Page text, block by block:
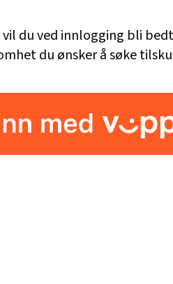
du ved innlogging bli
du ønsker å søke